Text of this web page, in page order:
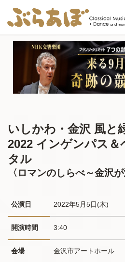
いしかわ・金沢 風と
2022 インゲンパス＆
タル
〈ロマンのしらべ～金沢
公演日 2022年5月5日(木)
開演時間 3:40
会場 金沢市アートホール